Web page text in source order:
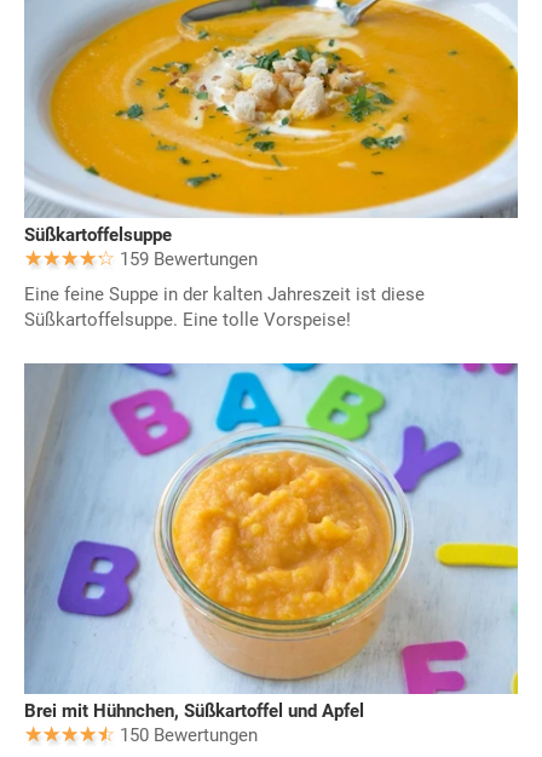
Süßkartoffelsuppe
159 Bewertungen
Eine feine Suppe in der kalten Jahreszeit ist diese
Süßkartoffelsuppe. Eine tolle Vorspeise!
Brei mit Hühnchen, Süßkartoffel und Apfel
150 Bewertungen